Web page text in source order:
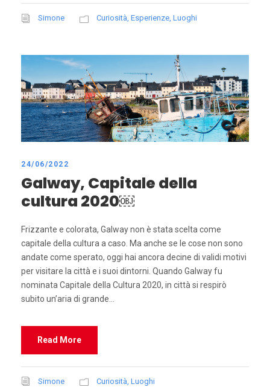
Simone Curiosità, Esperienze, Luoghi
24/06/2022
Galway, Capitale della
cultura 2020￼
Frizzante e colorata, Galway non è stata scelta come
capitale della cultura a caso. Ma anche se le cose non sono
andate come sperato, oggi hai ancora decine di validi motivi
per visitare la città e i suoi dintorni. Quando Galway fu
nominata Capitale della Cultura 2020, in città si respirò
subito un’aria di grande...
Read More
Simone Curiosità Luoghi